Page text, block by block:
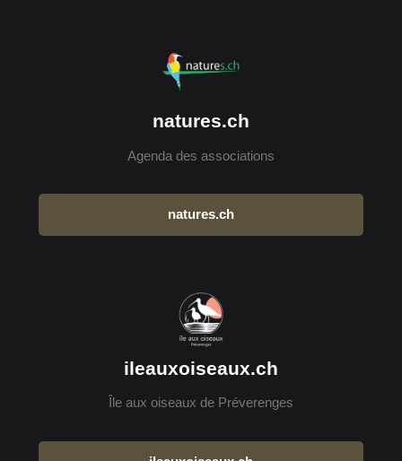
natures.ch
Agenda des associations
natures.ch
ileauxoiseaux.ch
Île aux oiseaux de Préverenges